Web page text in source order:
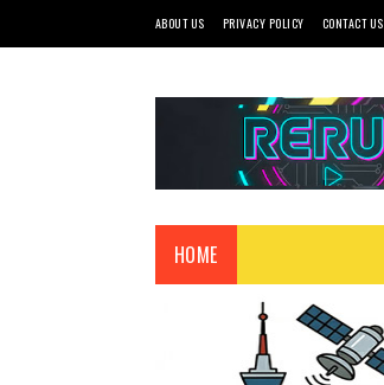
ABOUT US PRIVACY POLICY CONTACT US
HOME